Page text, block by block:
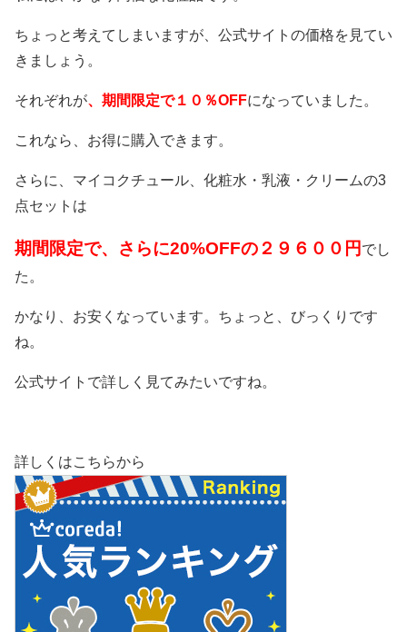
ちょっと考えてしまいますが、公式サイトの価格を見てい
きましょう。
それぞれが、期間限定で１０％OFFになっていました。
これなら、お得に購入できます。
さらに、 マイコクチュール、化粧水・乳液・クリームの3
点セット は
期間限定で、さらに20%OFFの２９６００円 でし
た。
かなり、お安くなっています。ちょっと、びっくりです
ね。
公式サイトで詳しく見てみたいですね。
詳しくはこちらから